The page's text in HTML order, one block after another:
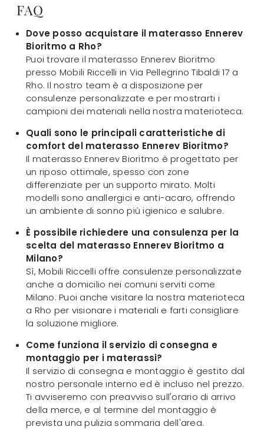
FAQ
Dove posso acquistare il materasso Ennerev
Bioritmo a Rho?
Puoi trovare il materasso Ennerev Bioritmo
presso Mobili Riccelli in Via Pellegrino Tibaldi 17 a
Rho. Il nostro team è a disposizione per
consulenze personalizzate e per mostrarti i
campioni dei materiali nella nostra materioteca.
Quali sono le principali caratteristiche di
comfort del materasso Ennerev Bioritmo?
Il materasso Ennerev Bioritmo è progettato per
un riposo ottimale, spesso con zone
differenziate per un supporto mirato. Molti
modelli sono anallergici e anti-acaro, offrendo
un ambiente di sonno più igienico e salubre.
È possibile richiedere una consulenza per la
scelta del materasso Ennerev Bioritmo a
Milano?
Sì, Mobili Riccelli offre consulenze personalizzate
anche a domicilio nei comuni serviti come
Milano. Puoi anche visitare la nostra materioteca
a Rho per visionare i materiali e farti consigliare
la soluzione migliore.
Come funziona il servizio di consegna e
montaggio per i materassi?
Il servizio di consegna e montaggio è gestito dal
nostro personale interno ed è incluso nel prezzo.
Ti avviseremo con preavviso sull'orario di arrivo
della merce, e al termine del montaggio è
prevista una pulizia sommaria dell'area.